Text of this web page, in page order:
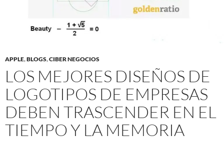
APPLE,BLOGS,CIBER NEGOCIOS
LOS MEJORES DISEÑOS DE
LOGOTIPOS DE EMPRESAS
DEBEN TRASCENDER EN EL
TIEMPO Y LA MEMORIA